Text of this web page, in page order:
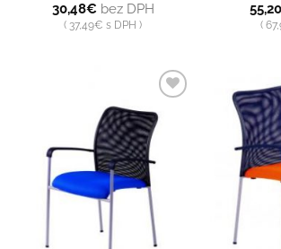
30,48€bez DPH
37,49€ s DPH
55,20
Pridať do
zoznamu